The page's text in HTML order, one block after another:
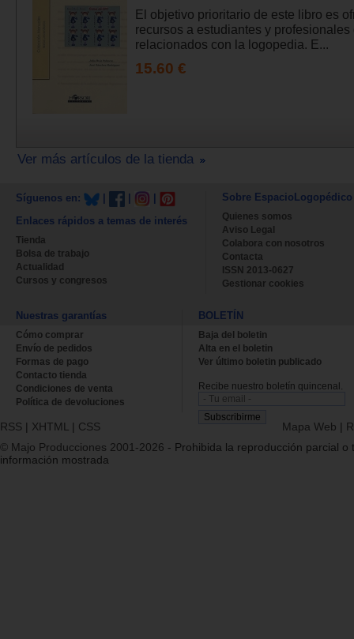
El objetivo prioritario de este libro es
recursos a estudiantes y profesionales
relacionados con la logopedia. E...
15.60 €
Ver más artículos de la tienda
Síguenos en:
Enlaces rápidos a temas de interés
Tienda
Bolsa de trabajo
Actualidad
Cursos y congresos
Sobre EspacioLogopédico
Quienes somos
Aviso Legal
Colabora con nosotros
Contacta
ISSN 2013-0627
Gestionar cookies
Nuestras garantías
Cómo comprar
Envío de pedidos
Formas de pago
Contacto tienda
Condiciones de venta
Política de devoluciones
BOLETÍN
Baja del boletin
Alta en el boletin
Ver último boletin publicado
Recibe nuestro boletín quincenal.
RSS | XHTML | CSS Mapa Web |
© Majo Producciones 2001-2026 - Prohibida la reproducción parcial o
información mostrada